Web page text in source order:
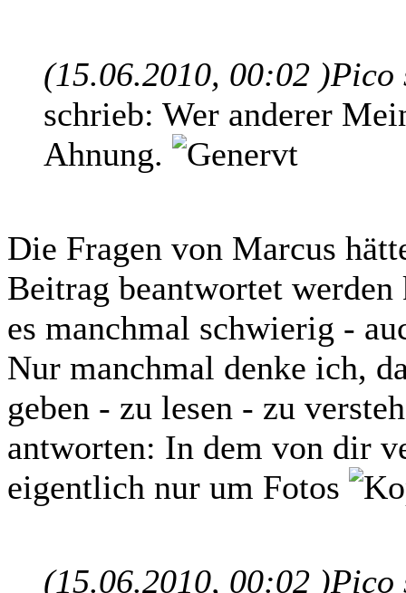
(15.06.2010, 00:02 )
schrieb: Wer anderer
Ahnung.
Die Fragen von Marcus
Beitrag beantwortet
es manchmal schwierig -
Nur manchmal denke ich,
geben - zu lesen - zu
antworten: In dem von dir
eigentlich nur um Fotos
(15.06.2010, 00:02 )